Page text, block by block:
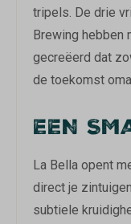
tripels. De drie
Brewing hebben
gecreëerd dat
de toekomst
EEN
La Bella opent
direct je
subtiele